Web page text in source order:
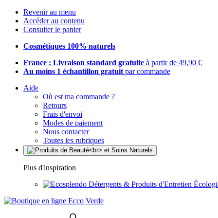
Revenir au menu
Accéder au contenu
Consulter le panier
Cosmétiques 100% naturels
France : Livraison standard gratuite à partir de 49,90 €
Au moins 1 échantillon gratuit par commande
Aide
Où est ma commande ?
Retours
Frais d'envoi
Modes de paiement
Nous contacter
Toutes les rubriques
Plus d'inspiration
Détergents & Produits d'Entretien